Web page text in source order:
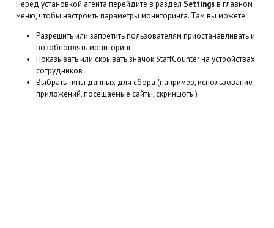
Перед установкой агента перейдите в раздел Settingsв главном
меню, чтобы настроить параметры мониторинга. Там вы можете:
Разрешить или запретить пользователям приостанавливать и
возобновлять мониторинг
Показывать или скрывать значок StaffCounter на устройствах
сотрудников
Выбрать типы данных для сбора (например, использование
приложений, посещаемые сайты, скриншоты)